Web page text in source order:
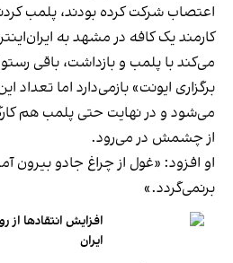
اعتصاب شرکت کرده بودند، پلمب
کارمند یک کافه در مشهد به
می‌کند با پلمب و بازداشت، باقی
برگزاری ایونت» بازمی‌دارد اما تعداد
می‌شود و در نهایت حتی پلمب هم
از چشمش در می‌رود.
او افزود: «غول از چراغ جادو بیرون
برنمی‎‌گردد.»
افزایش انتقادها از
ایران